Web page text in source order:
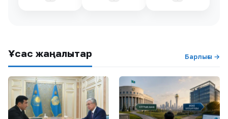
Ұқсас жаңалықтар Барлығы →